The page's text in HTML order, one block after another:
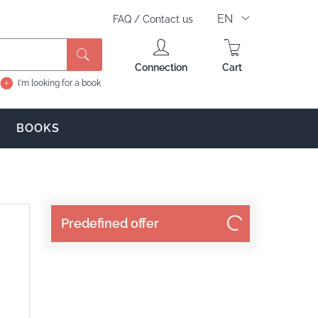
FAQ / Contact us EN
I'm looking for a book
Connection Cart
BOOKS
Predefined offer